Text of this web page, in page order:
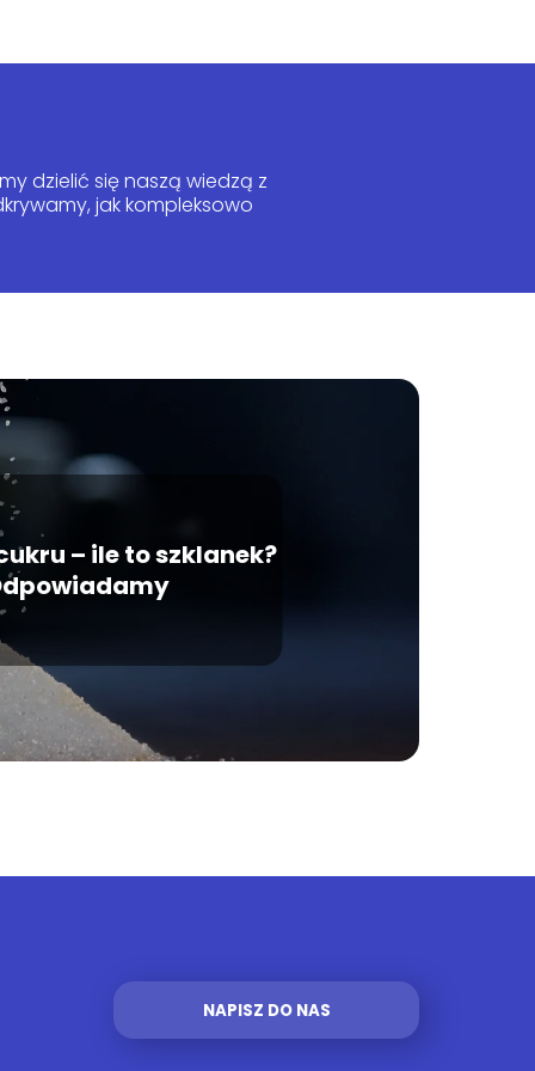
dzielić się naszą wiedzą z
jak kompleksowo
– ile to szklanek?
NAPISZ DO NAS